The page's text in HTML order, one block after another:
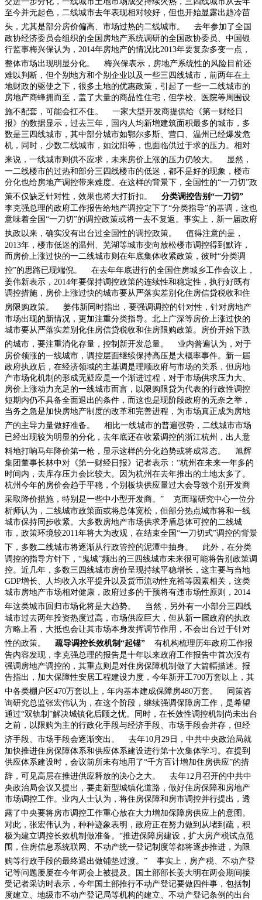
至今并无起色，二线城市去年表现相对较好，但也开始显露出趋冷苗
头，尤其是部分房价偏高、市场过热的二线城市。
去年参加了全国
政协经济委员会组织的全国房地产系统调研的全国政协委员、中国银
行监事梅兴保认为， 2014年房地产的情况比2013年要复杂多变一点，
整体市场出现明显分化。
梅兴保表示，房地产系统性的风险目前还
难以判断，但个别地方和个别企业以及一些三四线城市，前两年在土
地财政的驱使之下，很多土地的优惠政策，引起了一些一二线城市的
房地产商蜂拥而至，盖了大量的商品性住宅，但学校、医院等周围设
施不配套，可能会扛不住。
一家大型开发商提供给《第一财经日
报》的数据显示，过去三年，国内人均新增建筑面积最多的城市，多
数是三四线城市，其中部分城市如鄂尔多斯、营口、温州已经爆发危
机，同时，少数二线城市，如沈阳等，也面临供过于求的压力。相对
来说，一线城市则供不应求，未来房价上涨的压力仍较大。
显然，
一二线楼市的过热和部分三四线楼市的低迷，都不是好的现象，楼市
分化也给房地产调控带来难度。在这样的背景下，全国性的“一刀切”政
策不仅缺乏针对性，效果也将大打折扣。
分类调控告别“一刀切”
李克强总理的政府工作报告给地产调控定下了“分类指导”的基调，这也
意味着全国“一刀切”的调控政策或将一去不复返。事实上，新一届政府
执政以来，确实没有出台过全国性的调控政策。
值得注意的是，
2013年，楼市低迷的温州、芜湖等城市变向放松楼市调控得到默许，
而房价上涨过快的一二线城市则在年底集体收紧政策，彼时“分类调
控”的思路已现端倪。
在去年年底进行的全国住房城乡工作会议上，
姜伟新表示， 2014年要保持调控政策的连续性和稳定性，执行好既有
调控措施，房价上涨过快的城市要从严落实差别化住房信贷税收和住
房限购政策。
姜伟新同时指出，要强调调控的针对性，针对房地产
市场出现的新情况，更加注重分类指导。北上广深等房价上涨过快的
城市要从严落实差别化住房信贷税收和住房限购政策。房价开始下跌
的城市，要注重消化存量，控制新开发总量。
业内普遍认为，对于
房价领涨的一线城市，调控层面继续保持高压是大概率事件。新一届
政府执政后，在经济领域的主基调是理顺政府与市场的关系，但房地
产市场化机制的形成无疑应是一个渐进过程，对于市场供求压力大、
房价上涨动力充足的一线城市而言，以限购限贷为代表的行政性调控
短期内仍不具备全面退出的条件，而这也是现阶段政府的无奈之举，
当务之急是加快房地产制度的改革和完善进程，为市场真正成为房地
产的主导力量做好准备。
相比一线城市的普遍强势，二线城市市场
已经出现较为明显的分化，去年底还在收紧调控的浙江杭州，出人意
料地打响马年降价第一枪，显示这样的分化趋势或将成常态。
旭辉
集团董事长林中对《第一财经日报》记者表示：“杭州在未来一年多的
时间内，去库存压力会比较大。因为杭州在去年推出的土地太多了。
杭州今年的房价会趋于平稳，个别板块供应量过大会导致个别开发商
采取降价措施，特别是一些中小型开发商。” 克而瑞研究中心一位分
析师认为，二线城市政策面或将总体宽松，但部分热点城市将和一线
城市保持同步收紧。大多数房地产市场供求矛盾总体可控的二线城
市，政策环境较2011 年将大为改观，在结束全国“一刀切式”调控的背景
下，多数二线城市将逐渐从行政管控的泥潭中抽身。
此外，在分类
调控的指导方针下，“鬼城”频出的三四线城市未来很可能将告别政策调
控。近几年，多数三四线城市房价呈现持续平稳增长，这主要与当地
GDP增长、人均收入水平提升以及货币流动性充裕等因素相关，这类
城市房地产市场相对健康，政府过多的干预将有违市场性原则， 2014
年这类城市回归市场化将是大趋势。
当然，另外有一小部分三四线
城市过去两年投资热度过高，市场供应巨大，但从新一届政府的执政
方略上看，大抵也会让其市场本身发挥调节作用，不会出台过于针对
性的政策。
疏导调控长效机制“起锚” 有机构梳理历年政府工作报
告内容发现，李克强总理的报告是十年以来政府工作报告中首次没有
强调房地产调控的，其重点则是对住房保障机制做了大篇幅描述。报
告指出，加大保障性安居工程建设力度，今年新开工 700万套以上，其
中各类棚户区470万套以上，年内基本建成保障房480万套。
同策咨
询研究总监张宏伟认为，在这个阶段，继续强调保障房工作，是希望
通过“双轨制”解决城镇化后顾之忧。同时，在长效性调控机制尚未出台
之前，以限购为主的行政化手段与经济手段、市场手段会并存，但经
济手段、市场手段会逐渐突出。
去年10 月 29 日，中共中央政治局就
加快推进住房保障体系和供应体系建设进行第十次集体学习。在提到
供应体系建设时，会议前所未有地用了“千方百计增加住房供应”的措
辞，可见高层在推进供应释放的决心之大。
去年12 月召开的中共中
央政治局会议又提出，要走新型城镇化道路，做好住房保障和房地产
市场调控工作。业内人士认为，将住房保障和房市调控并行提出，透
露了中央要将房市调控工作重心放在大力增加保障房供应上的意图。
对此，张宏伟认为，种种迹象表明，政府正在努力做到从堵到疏，积
极为建立调控长效机制做准备。“推进保障房建设，扩大房产税试点范
围，住房信息系统联网、不动产统一登记制度等都将逐步推进，为限
购等行政手段的最终退出做铺垫过渡。” 事实上，房产税、不动产登
记等问题屡屡在今年两会上被提及。国土部部长姜大明在两会期间接
受记者采访时表示，今年国土部推行不动产登记要做四件事，包括制
度建立、地级市不动产登记局等机构的建立、不动产登记条例的出台